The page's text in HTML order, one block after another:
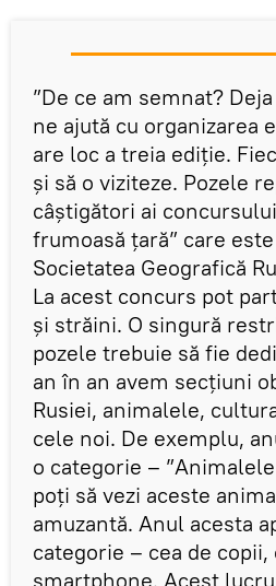
”De ce am semnat?
ne ajută cu organizarea
are loc a treia ediție.
și să o viziteze. Pozele
câștigători ai
frumoasă țară” care
Societatea Geografică
La acest concurs pot
și străini. O singură
pozele trebuie să fie
an în an avem secțiuni
Rusiei, animalele,
cele noi. De exemplu,
o categorie –
poți să vezi aceste
amuzantă. Anul acesta
categorie – cea de copii,
smartphone. Acest